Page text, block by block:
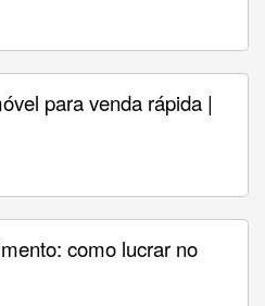
para venda rápida |
como lucrar no